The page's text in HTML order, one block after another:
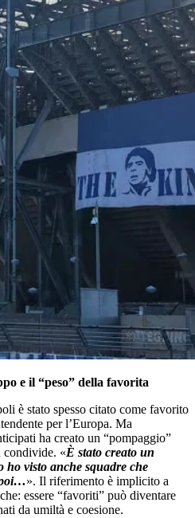
e il “peso” della favorita
è stato spesso citato come favorito
per l’Europa. Ma
ha creato un “pompaggio”
condivide. «È stato creato un
ho visto anche squadre che
poi…». Il riferimento è implicito a
essere “favoriti” può diventare
da umiltà e coesione.